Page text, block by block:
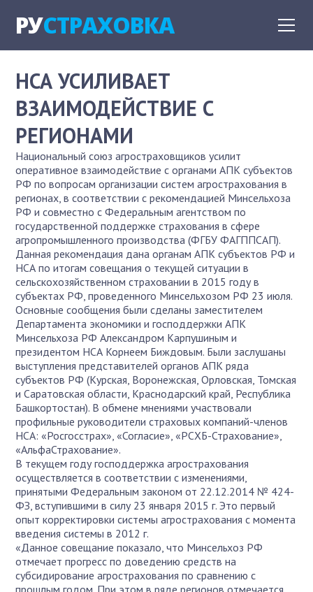
РУСТРАХОВКА
НСА УСИЛИВАЕТ
ВЗАИМОДЕЙСТВИЕ С
РЕГИОНАМИ
Национальный союз агростраховщиков усилит
оперативное взаимодействие с органами АПК субъектов
РФ по вопросам организации систем агрострахования в
регионах, в соответствии с рекомендацией Минсельхоза
РФ и совместно с Федеральным агентством по
государственной поддержке страхования в сфере
агропромышленного производства (ФГБУ ФАГППСАП).
Данная рекомендация дана органам АПК субъектов РФ и
НСА по итогам совещания о текущей ситуации в
сельскохозяйственном страховании в 2015 году в
субъектах РФ, проведенного Минсельхозом РФ 23 июля.
Основные сообщения были сделаны заместителем
Департамента экономики и господдержки АПК
Минсельхоза РФ Александром Карпушиным и
президентом НСА Корнеем Биждовым. Были заслушаны
выступления представителей органов АПК ряда
субъектов РФ (Курская, Воронежская, Орловская, Томская
и Саратовская области, Краснодарский край, Республика
Башкортостан). В обмене мнениями участвовали
профильные руководители страховых компаний-членов
НСА: «Росгосстрах», «Согласие», «РСХБ-Страхование»,
«АльфаСтрахование».
В текущем году господдержка агрострахования
осуществляется в соответствии с изменениями,
принятыми Федеральным законом от 22.12.2014 № 424-
ФЗ, вступившими в силу 23 января 2015 г. Это первый
опыт корректировки системы агрострахования с момента
введения системы в 2012 г.
«Данное совещание показало, что Минсельхоз РФ
отмечает прогресс по доведению средств на
субсидирование агрострахования по сравнению с
прошлым годом. При этом в ряде регионов отмечается